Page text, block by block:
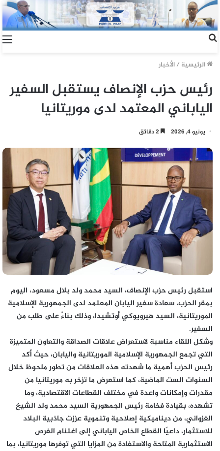
الرئيسية /الأخبار
رئيس حزب الإنصاف يستقبل السفير
الياباني المعتمد لدى موريتانيا
يونيو 4, 2026
استقبل رئيس حزب الإنصاف، السيد محمد ولد بلال مسعود، اليوم
بمقر الحزب، سعادة سفير اليابان المعتمد لدى الجمهورية الإسلامية
الموريتانية، السيد هيرويوكي أوتشيدا، وذلك بناءً على طلب من
السفير.
وشكل اللقاء مناسبة لاستعراض علاقات الصداقة والتعاون المتميزة
التي تجمع الجمهورية الإسلامية الموريتانية واليابان، حيث أكد
رئيس الحزب أهمية ما شهدته هذه العلاقات من تطور ملحوظ خلال
السنوات الست الماضية، كما استعرض ما تزخر به موريتانيا من
مقدرات وإمكانات واعدة في مختلف القطاعات الاقتصادية، وما
تشهده، بقيادة فخامة رئيس الجمهورية السيد محمد ولد الشيخ
الغزواني، من ديناميكية إصلاحية وتنموية عززت جاذبية البلاد
للاستثمار، داعيًا القطاع الخاص الياباني إلى اغتنام الفرص
الاستثمارية المتاحة والاستفادة من المزايا التي توفرها موريتانيا، بما